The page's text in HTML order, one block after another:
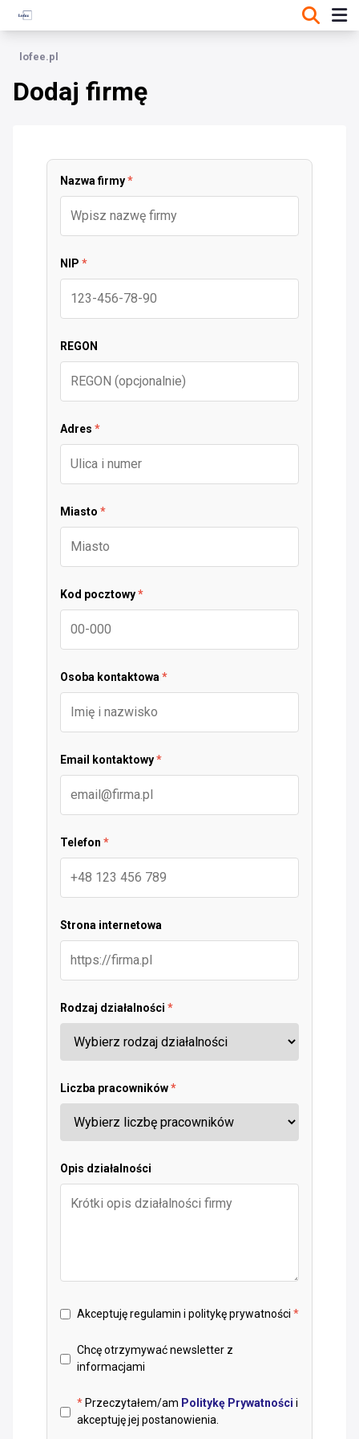
lofee.pl
Dodaj firmę
Nazwa firmy*
NIP *
REGON
Adres *
Miasto *
Kod pocztowy*
Osoba kontaktowa *
Email kontaktowy*
Telefon *
Strona internetowa
Rodzaj działalności *
Liczba pracowników*
Opis działalności
Akceptuję regulamin i politykę prywatności *
Chcę otrzymywać newsletter z
informacjami
* Przeczytałem/am Politykę Prywatności i
akceptuję jej postanowienia.